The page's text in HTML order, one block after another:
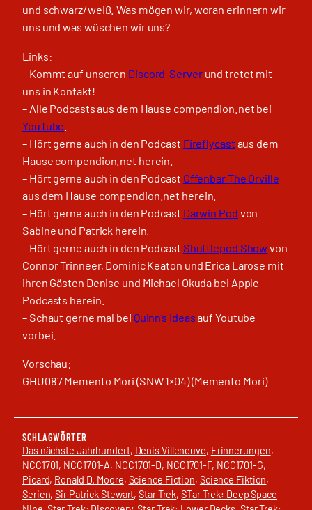
und schwarz/weiß. Was mögen wir, woran erinnern wir
uns und was wüschen wir uns?
Links:
– Kommt auf unseren Discord-Serverund tretet mit
uns in Kontakt!
– Alle Podcasts aus dem Hause compendion.net bei
YouTube
– Hört gerne auch in den Podcast Fireflycast aus dem
Hause compendion.net herein.
– Hört gerne auch in den Podcast Offenbar The Orville
aus dem Hause compendion.net herein.
– Hört gerne auch in den Podcast Darwin Pod von
Sabine und Patrick herein.
– Hört gerne auch in den Podcast Shuttlepod Showvon
Connor Trinneer, Dominic Keaton und Erica Larose mit
ihren Gästen Denise und Michael Okuda bei Apple
Podcasts herein.
– Schaut gerne mal bei Quinn’s Ideasauf Youtube
vorbei.
Vorschau:
GHU087 Memento Mori (SNW 1×04) (Memento Mori)
SCHLAGWÖRTER
Das nächste Jahrhundert, Denis Villeneuve, Erinnerungen
NCC1701, NCC1701-A, NCC1701-D, NCC1701-F, NCC1701-G
Picard, Ronald D. Moore, Science Fiction, Science Fiktion
Serien, Sir Patrick Stewart, Star Trek, STar Trek: Deep Space